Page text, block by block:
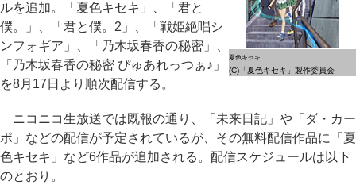
夏色キセキ
(C)「夏色キセキ」製作委員会
ルを追加。「夏色キセキ」、「君と
僕。」、「君と僕。2」、「戦姫絶唱シ
ンフォギア」、「乃木坂春香の秘密」、
「乃木坂春香の秘密 ぴゅあれっつぁ♪」
を8月17日より順次配信する。
ニコニコ生放送では既報の通り、「未来日記」や「ダ・カー
ポ」などの配信が予定されているが、その無料配信作品に「夏
色キセキ」など6作品が追加される。配信スケジュールは以下
のとおり。